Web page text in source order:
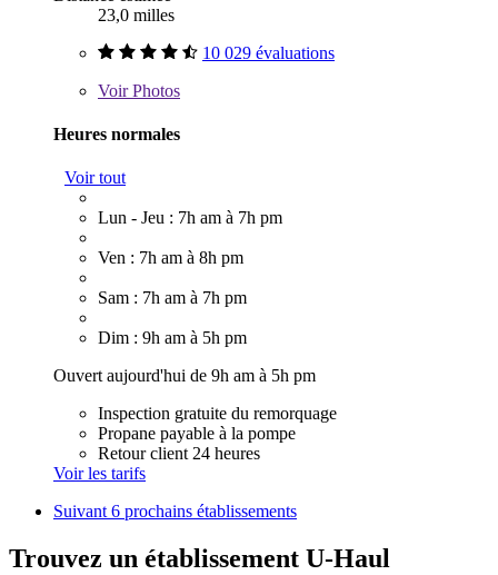
23,0 milles
10 029 évaluations
VoirPhotos
Heures normales
Voir tout
Lun - Jeu : 7h am à 7h pm
Ven : 7h am à 8h pm
Sam : 7h am à 7h pm
Dim : 9h am à 5h pm
Ouvert aujourd'hui de 9h am à 5h pm
Inspection gratuite du remorquage
Propane payable à la pompe
Retour client 24 heures
Voir les tarifs
Suivant6 prochains établissements
Trouvez un établissement U-Haul